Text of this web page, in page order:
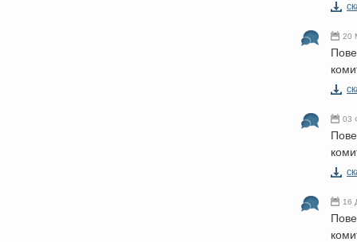
20
03
16